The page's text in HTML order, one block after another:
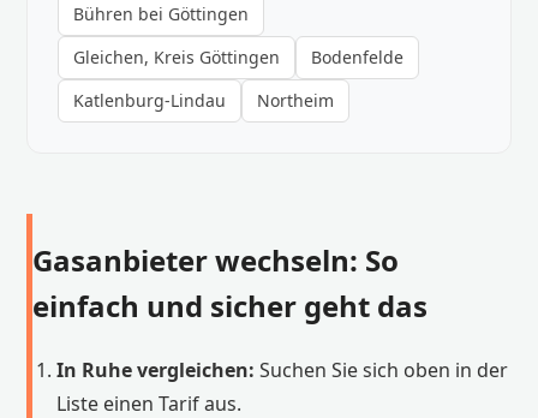
Bühren bei Göttingen
Gleichen, Kreis Göttingen
Bodenfelde
Katlenburg-Lindau
Northeim
Gasanbieter wechseln: So
einfach und sicher geht das
In Ruhe vergleichen: Suchen Sie sich oben in der
Liste einen Tarif aus.